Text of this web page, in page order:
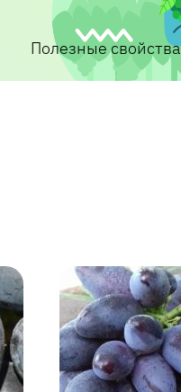
Полезные свойства